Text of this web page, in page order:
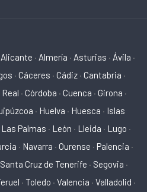
Alicante · Almería · Asturias · Ávila ·
· Cáceres · Cádiz · Cantabria ·
· Córdoba · Cuenca · Girona ·
· Huelva · Huesca · Islas
Las Palmas · León · Lleida · Lugo ·
· Navarra · Ourense · Palencia ·
Santa Cruz de Tenerife · Segovia ·
· Toledo · Valencia · Valladolid ·